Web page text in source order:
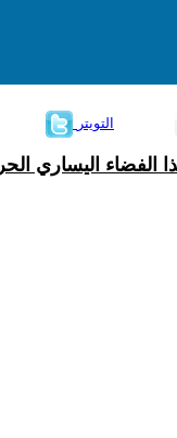
التويتر
الفضاء اليساري الحر